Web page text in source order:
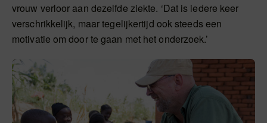
vrouw verloor aan dezelfde ziekte. ‘Dat is iedere keer
verschrikkelijk, maar tegelijkertijd ook steeds een
motivatie om door te gaan met het onderzoek.’